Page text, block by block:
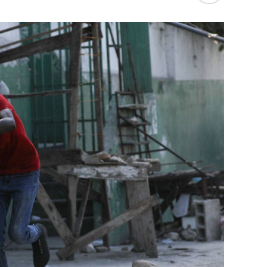
بإعلان موسكو عن مناورات نووية وستكون
مينسك ستشمل على وجه الخصوص، أنظمة
في السياق، أشار رئيس أركان القوات
إطار هذا الحدث، تمّت إعادة نشر جزء من
«فور إنجاز عملية الانتشار هذه، سنستعرض
غير الاستراتيجية».
وفي أوكرانيا، فكّكت أجهزة الأمن شبكة من
يعدّون لاغتيال الرئيس الأوكراني»
الاستخبارات العسكرية كيريلو بودانوف، بناءً
ضابطَي أمن، مشيرةً إلى أن المشتبه فيهما
الأوكراني الذي يتولّى أمن المسؤولين
وذكرت الأجهزة أن هذه الشبكة كانت «تحت
المسؤولَين «نقلا معلومات سرّية» إلى روسيا،